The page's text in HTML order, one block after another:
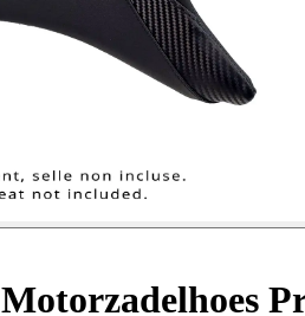
Motorzadelhoes